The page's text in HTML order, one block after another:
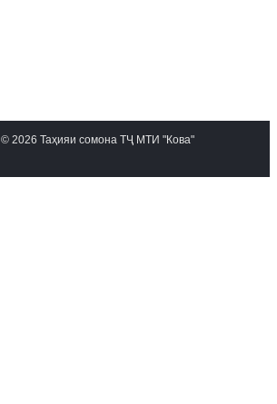
2026 Таҳияи сомона ТҶ МТИ "Кова"